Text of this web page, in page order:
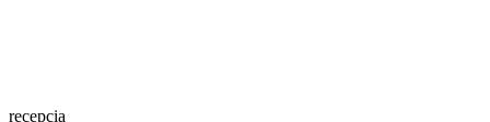
recepcia